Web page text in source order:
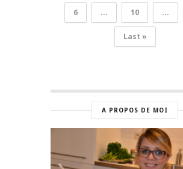
6 ... 10 ...
Last »
A PROPOS DE MOI